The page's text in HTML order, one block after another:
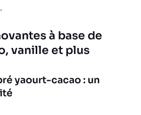
à base de
vanille et plus
yaourt-cacao : un